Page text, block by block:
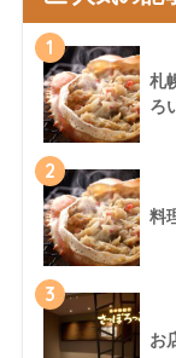
1
札
ろ
2
料
3
お